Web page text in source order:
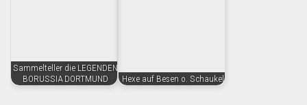
Sammelteller die LEGENDEN
BORUSSIA DORTMUND
Hexe auf Besen o. Schaukel